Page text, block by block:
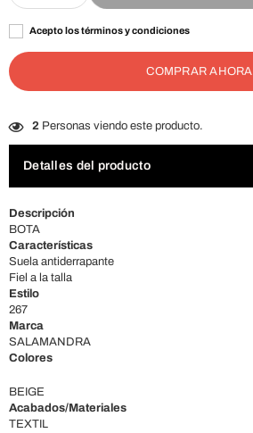
Acepto los términos y condiciones
COMPRAR AHORA
2 Personas viendo este producto.
Detalles del producto
Descripción
BOTA
Características
Suela antiderrapante
Fiel a la talla
Estilo
267
Marca
SALAMANDRA
Colores
BEIGE
Acabados/Materiales
TEXTIL